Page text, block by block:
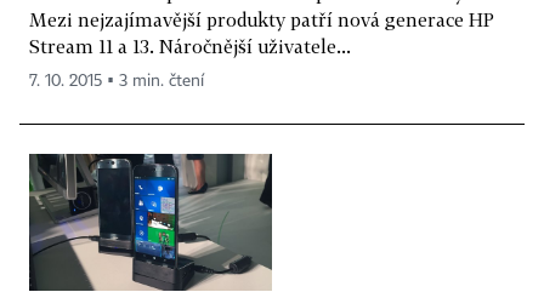
Mezi nejzajímavější produkty patří nová generace HP
Stream 11 a 13. Náročnější uživatele...
7. 10. 2015 ▪ 3 min. čtení